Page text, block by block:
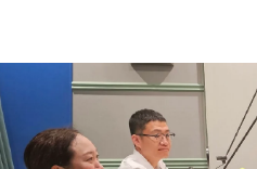
お知らせ
イベント・グッズ
YouTube
会社情報